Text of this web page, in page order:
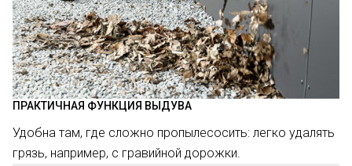
ПРАКТИЧНАЯ ФУНКЦИЯ ВЫДУВА
Удобна там, где сложно пропылесосить: легко удалять
грязь, например, с гравийной дорожки.